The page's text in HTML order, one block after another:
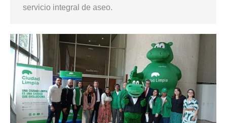
servicio integral de aseo.